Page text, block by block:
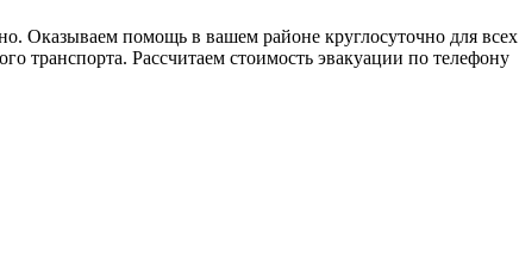
Оказываем помощь в вашем районе круглосуточно для всех
транспорта. Рассчитаем стоимость эвакуации по телефону